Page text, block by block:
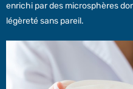
enrichi par des microsphères
légèreté sans pareil.